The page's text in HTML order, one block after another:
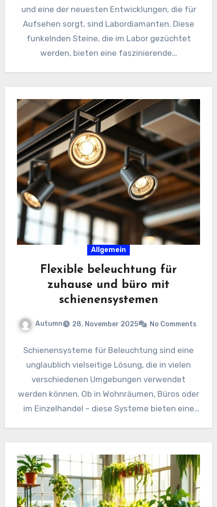
und eine der neuesten Entwicklungen, die für
Aufsehen sorgt, sind Labordiamanten. Diese
funkelnden Steine, die im Labor gezüchtet
werden, bieten eine faszinierende…
Allgemein
Flexible beleuchtung für
zuhause und büro mit
schienensystemen
Autumn 28. November 2025 No Comments
Schienensysteme für Beleuchtung sind eine
unglaublich vielseitige Lösung, die in vielen
verschiedenen Umgebungen verwendet
werden können. Ob in Wohnräumen, Büros oder
im Einzelhandel – diese Systeme bieten eine